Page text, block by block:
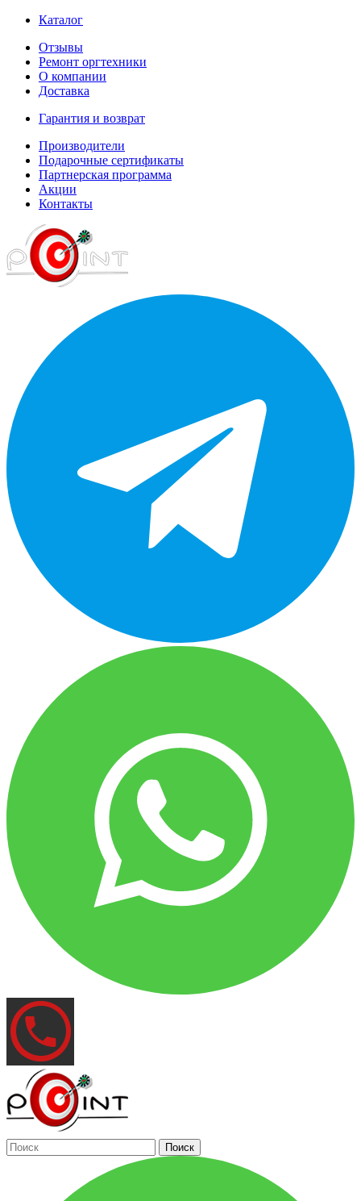
Каталог
Отзывы
Ремонт оргтехники
О компании
Доставка
Гарантия и возврат
Производители
Подарочные сертификаты
Партнерская программа
Акции
Контакты
Поиск